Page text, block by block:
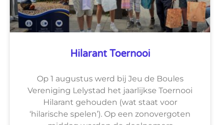
Hilarant Toernooi
Op 1 augustus werd bij Jeu de Boules
Vereniging Lelystad het jaarlijkse Toernooi
Hilarant gehouden (wat staat voor
‘hilarische spelen’). Op een zonovergoten